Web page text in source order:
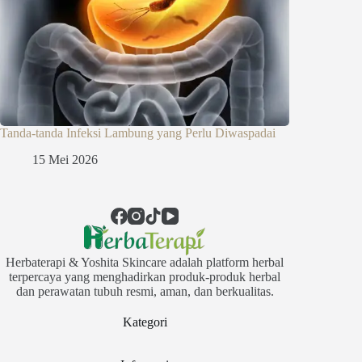
Tanda-tanda Infeksi Lambung yang Perlu Diwaspadai
15 Mei 2026
Herbaterapi & Yoshita Skincare adalah platform herbal
terpercaya yang menghadirkan produk-produk herbal
dan perawatan tubuh resmi, aman, dan berkualitas.
Kategori